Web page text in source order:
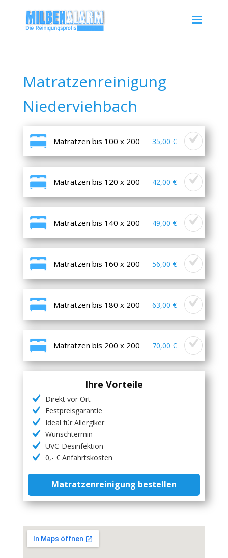
Matratzenreinigung
Niederviehbach
Matratzen bis 100 x 200 35,00 €
Matratzen bis 120 x 200 42,00 €
Matratzen bis 140 x 200 49,00 €
Matratzen bis 160 x 200 56,00 €
Matratzen bis 180 x 200 63,00 €
Matratzen bis 200 x 200 70,00 €
Ihre Vorteile
Direkt vor Ort
Festpreisgarantie
Ideal für Allergiker
Wunschtermin
UVC-Desinfektion
0,- € Anfahrtskosten
Matratzenreinigung bestellen